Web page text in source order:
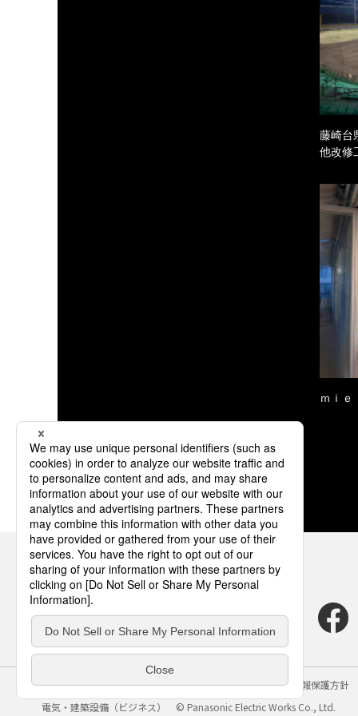
藤崎台
他改修
ｍｉｅ
サイトのご利用にあたって クッキーポリシー
個人情報保護方針
電気・建築設備（ビジネス）
© Panasonic Electric Works Co., Ltd.